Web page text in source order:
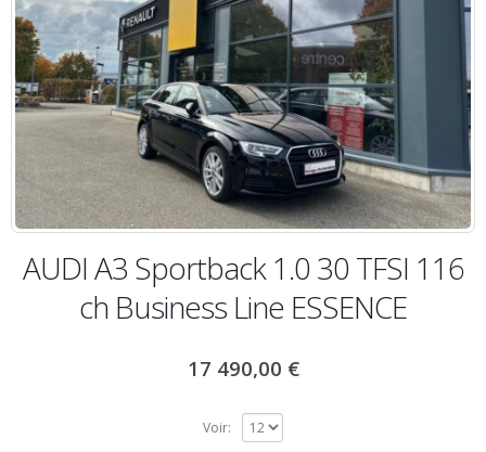
AUDI A3 Sportback 1.0 30 TFSI 116
ch Business Line ESSENCE
17 490,00 €
Voir: